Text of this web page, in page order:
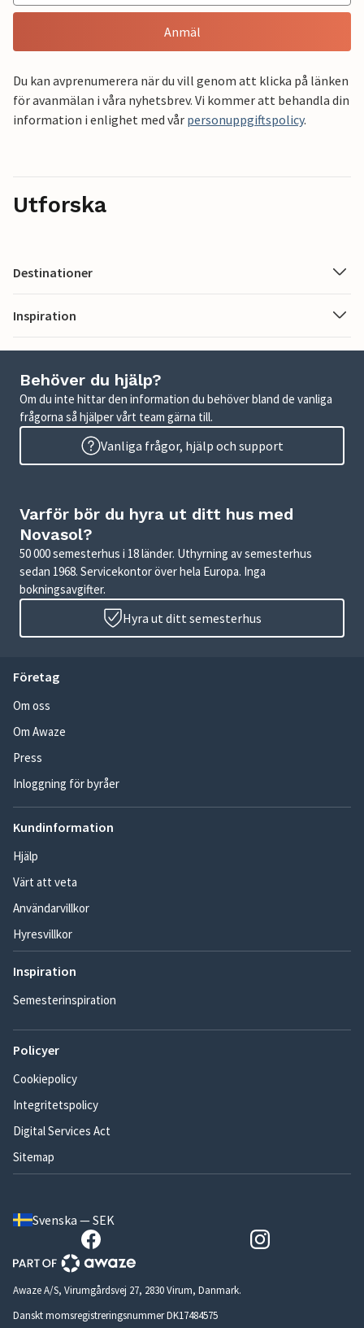
Anmäl
Du kan avprenumerera när du vill genom att klicka på länken
för avanmälan i våra nyhetsbrev. Vi kommer att behandla din
information i enlighet med vår personuppgiftspolicy.
Utforska
Destinationer
Inspiration
Behöver du hjälp?
Om du inte hittar den information du behöver bland de vanliga
frågorna så hjälper vårt team gärna till.
Vanliga frågor, hjälp och support
Varför bör du hyra ut ditt hus med
Novasol?
50 000 semesterhus i 18 länder. Uthyrning av semesterhus
sedan 1968. Servicekontor över hela Europa. Inga
bokningsavgifter.
Hyra ut ditt semesterhus
Företag
Om oss
Om Awaze
Press
Inloggning för byråer
Kundinformation
Hjälp
Värt att veta
Användarvillkor
Hyresvillkor
Inspiration
Semesterinspiration
Policyer
Cookiepolicy
Integritetspolicy
Digital Services Act
Sitemap
Svenska — SEK
Awaze A/S, Virumgårdsvej 27, 2830 Virum, Danmark.
Danskt momsregistreringsnummer DK17484575